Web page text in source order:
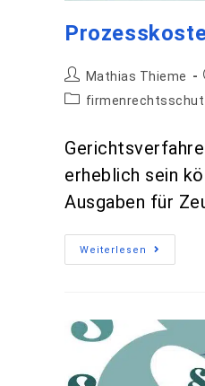
Mathias Thieme
erheblich sein
Ausgaben für
Weiterlesen